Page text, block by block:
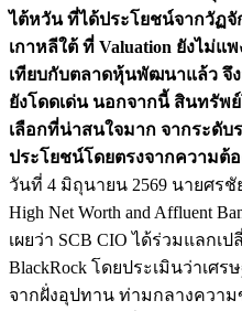
ไต้หวัน ที่ได้ประโยชน์จากวัฏ
เกาหลีใต้ ที่ Valuation ยังไม่แ
เทียบกับตลาดหุ้นพัฒนาแล้ว
ยังโดดเด่น นอกจากนี้ สินทรัพ
เลือกที่น่าสนใจมาก จากระดับ
ประโยชน์โดยตรงจากความต้
วันที่ 4 มิถุนายน 2569 นายศรชั
High Net Worth and Affluent
เผยว่า SCB CIO ได้ร่วมแลก
BlackRock โดยประเมินว่าเศ
จากฝั่งอุปทาน ท่ามกลางควา